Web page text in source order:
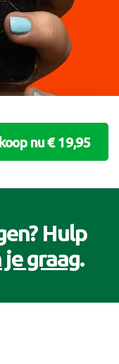
koop nu € 19,95
Hulp
je graag.